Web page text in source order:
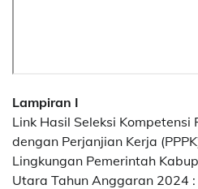
Lampiran I
Link Hasil Seleksi
dengan Perjanjian Kerja
Lingkungan Pemerintah
Utara Tahun Anggaran 2024 :